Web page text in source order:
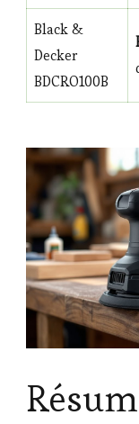
Black &
Decker
BDCRO100B